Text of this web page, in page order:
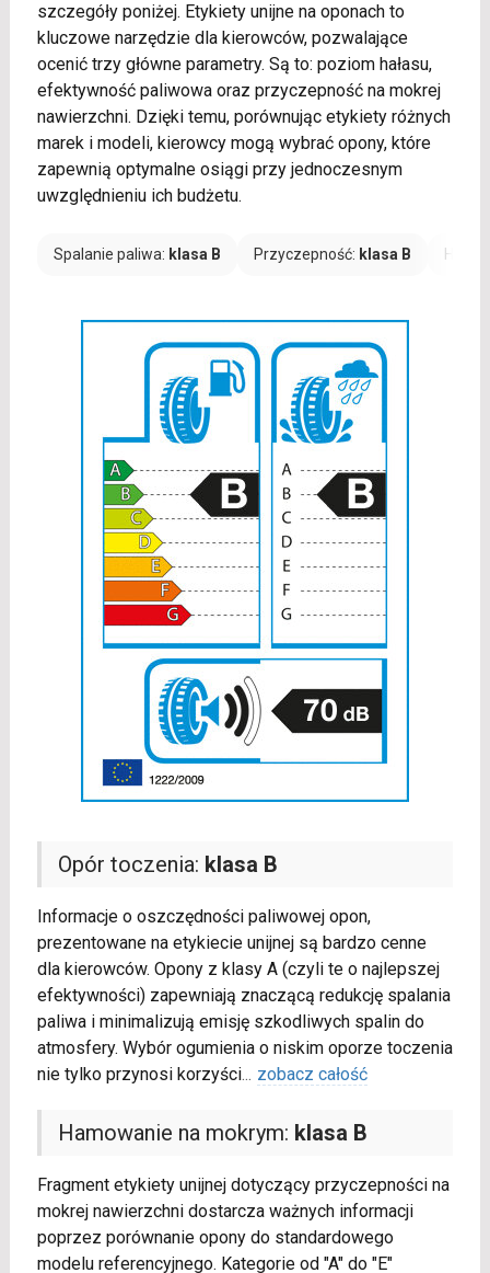
szczegóły poniżej. Etykiety unijne na oponach to
kluczowe narzędzie dla kierowców, pozwalające
ocenić trzy główne parametry. Są to: poziom hałasu,
efektywność paliwowa oraz przyczepność na mokrej
nawierzchni. Dzięki temu, porównując etykiety różnych
marek i modeli, kierowcy mogą wybrać opony, które
zapewnią optymalne osiągi przy jednoczesnym
uwzględnieniu ich budżetu.
Spalanie paliwa: klasa B Przyczepność: klasa B Hałas:
Opór toczenia: klasa B
Informacje o oszczędności paliwowej opon,
prezentowane na etykiecie unijnej są bardzo cenne
dla kierowców. Opony z klasy A (czyli te o najlepszej
efektywności) zapewniają znaczącą redukcję spalania
paliwa i minimalizują emisję szkodliwych spalin do
atmosfery. Wybór ogumienia o niskim oporze toczenia
nie tylko przynosi korzyści... zobacz całość
Hamowanie na mokrym: klasa B
Fragment etykiety unijnej dotyczący przyczepności na
mokrej nawierzchni dostarcza ważnych informacji
poprzez porównanie opony do standardowego
modelu referencyjnego. Kategorie od "A" do "E"